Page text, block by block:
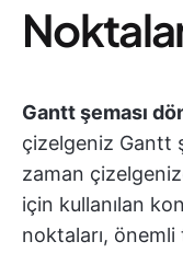
Gantt şeması
çizelgeniz Gantt
zaman
için kullanılan
noktaları,